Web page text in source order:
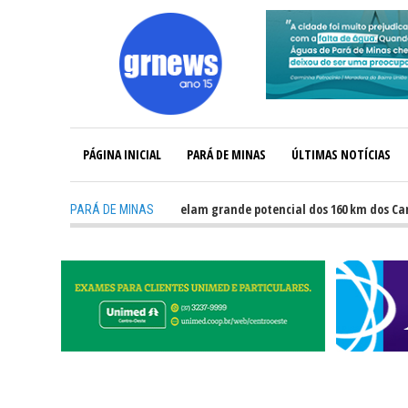
PÁGINA INICIAL PARÁ DE MINAS ÚLTIMAS NOTÍCIAS
PARÁ DE MINAS
GRNEWS TV: Atletas revelam grande potencial dos 160 km dos